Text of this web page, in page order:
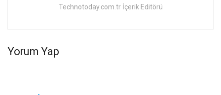
Technotoday.com.tr İçerik Editörü
Yorum Yap